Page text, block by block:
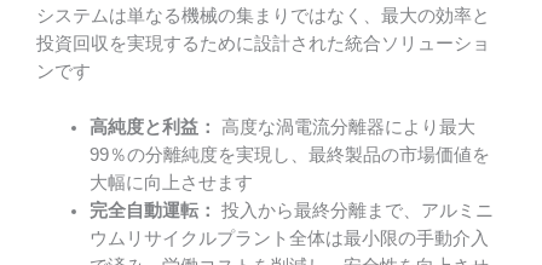
システムは単なる機械の集まりではなく、最大の効率と
投資回収を実現するために設計された統合ソリューショ
ンです
高純度と利益：
高度な渦電流分離器により最大
99％の分離純度を実現し、最終製品の市場価値を
大幅に向上させます
完全自動運転：
投入から最終分離まで、アルミニ
ウムリサイクルプラント全体は最小限の手動介入